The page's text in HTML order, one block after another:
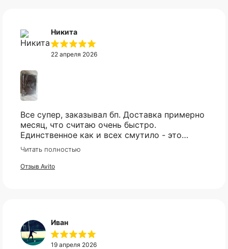
Никита
22 апреля 2026
Все супер, заказывал бп. Доставка примерно
месяц, что считаю очень быстро.
Единственное как и всех смутило - это
оплата, но все прошло гладко. Упакован
товар тоже был хорошо, в двойной коробке
и в пупырке. Трек номер предоставили.
Читать полностью
Отзыв Avito
Иван
19 апреля 2026